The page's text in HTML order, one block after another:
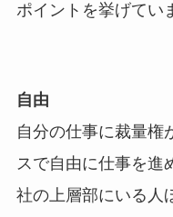
ポイントを挙げてい
自由
自分の仕事に裁量権
スで自由に仕事を進
社の上層部にいる人